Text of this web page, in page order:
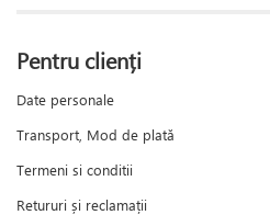
Pentru clienți
Date personale
Transport, Mod de plată
Termeni si conditii
Retururi și reclamații